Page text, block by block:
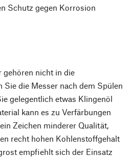
Schutz gegen Korrosion
nicht in die
Sie die Messer nach dem Spülen
gelegentlich etwas Klingenöl
kann es zu Verfärbungen
Zeichen minderer Qualität,
recht hohen Kohlenstoffgehalt
empfiehlt sich der Einsatz